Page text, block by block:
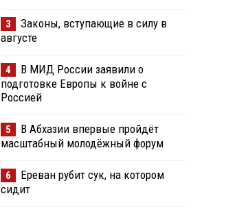
3
Законы, вступающие в силу в
августе
4
В МИД России заявили о
подготовке Европы к войне с
Россией
5
В Абхазии впервые пройдёт
масштабный молодёжный форум
6
Ереван рубит сук, на котором
сидит